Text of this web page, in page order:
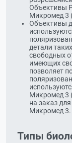
Объективы
Микромед 3
Объективы
детали
свободных
имеющих
позволяет
Микромед 3
на заказ
Микромед 3.
Типы